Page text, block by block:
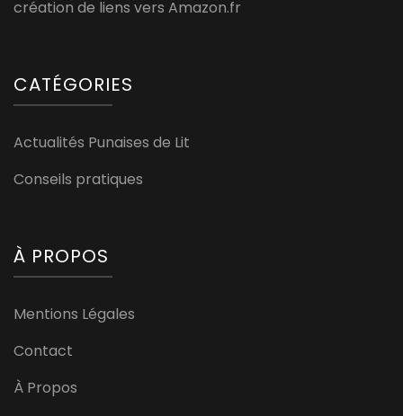
création de liens vers Amazon.fr
CATÉGORIES
Actualités Punaises de Lit
Conseils pratiques
À PROPOS
Mentions Légales
Contact
À Propos